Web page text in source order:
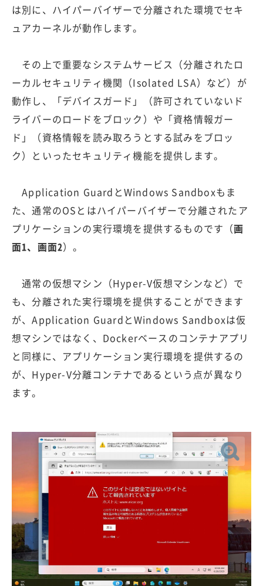
は別に、ハイパーバイザーで分離された環境でセキ
ュアカーネルが動作します。
その上で重要なシステムサービス（分離されたロ
ーカルセキュリティ機関（Isolated LSA）など）が
動作し、「デバイスガード」（許可されていないド
ライバーのロードをブロック）や「資格情報ガー
ド」（資格情報を読み取ろうとする試みをブロッ
ク）といったセキュリティ機能を提供します。
Application GuardとWindows Sandboxもま
た、通常のOSとはハイパーバイザーで分離されたア
プリケーションの実行環境を提供するものです（画
面1、画面2）。
通常の仮想マシン（Hyper-V仮想マシンなど）で
も、分離された実行環境を提供することができます
が、Application GuardとWindows Sandboxは仮
想マシンではなく、Dockerベースのコンテナアプリ
と同様に、アプリケーション実行環境を提供するの
が、Hyper-V分離コンテナであるという点が異なり
ます。